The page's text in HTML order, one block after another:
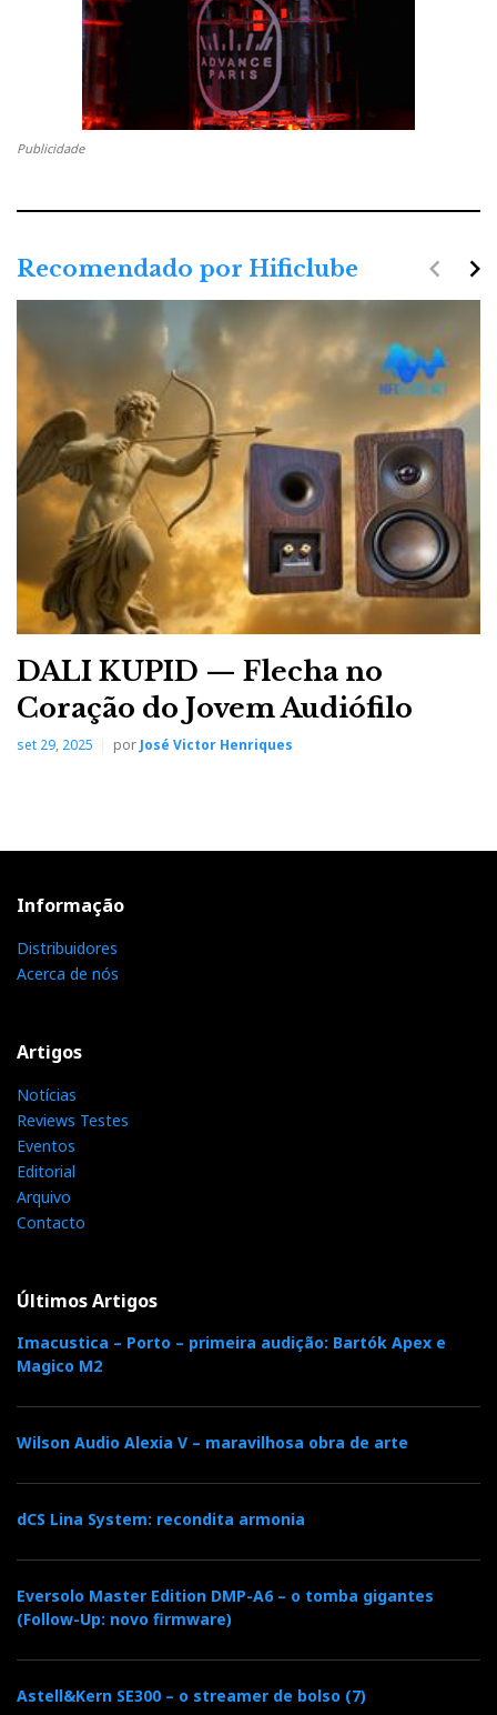
Publicidade
Recomendado por Hificlube
DALI KUPID — Flecha no
Coração do Jovem Audiófilo
set 29, 2025 porJosé Victor Henriques
navigate_next
navigate_before
Informação
Distribuidores
Acerca de nós
Artigos
Notícias
Reviews Testes
Eventos
Editorial
Arquivo
Contacto
Últimos Artigos
Imacustica – Porto – primeira audição: Bartók Apex e
Magico M2
Wilson Audio Alexia V – maravilhosa obra de arte
dCS Lina System: recondita armonia
Eversolo Master Edition DMP-A6 – o tomba gigantes
(Follow-Up: novo firmware)
Astell&Kern SE300 – o streamer de bolso (7)